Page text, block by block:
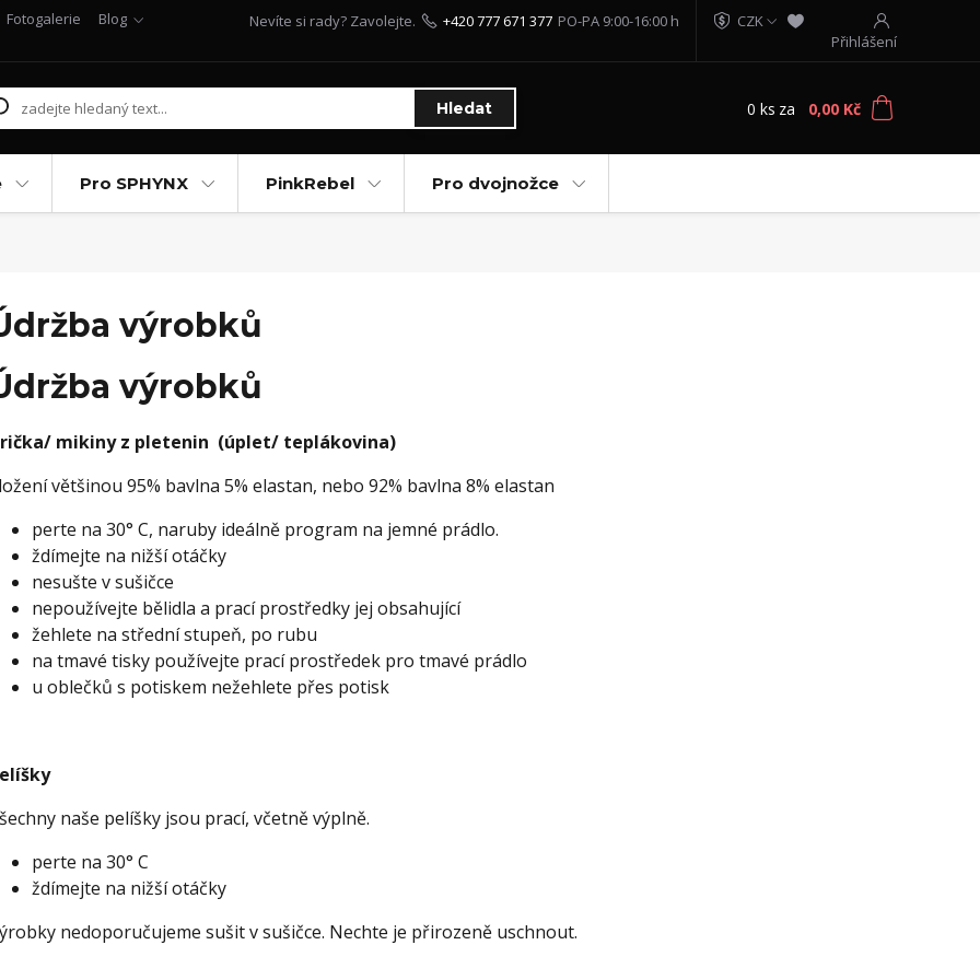
Fotogalerie Blog
CZK
Přihlášení
Hledat
Nevíte si rady? Zavolejte. +420 777 671 377 PO-PA 9:00-16:00 h
0 ks za 0,00 Kč
Pro SPHYNX PinkRebel Pro dvojnožce
výrobků
výrobků
mikiny z pletenin (úplet/ teplákovina)
většinou 95% bavlna 5% elastan, nebo 92% bavlna 8% elastan
perte na 30° C, naruby ideálně program na jemné prádlo.
ždímejte na nižší otáčky
nesušte v sušičce
nepoužívejte bělidla a prací prostředky jej obsahující
žehlete na střední stupeň, po rubu
na tmavé tisky používejte prací prostředek pro tmavé prádlo
u oblečků s potiskem nežehlete přes potisk
naše pelíšky jsou prací, včetně výplně.
perte na 30° C
ždímejte na nižší otáčky
nedoporučujeme sušit v sušičce. Nechte je přirozeně uschnout.